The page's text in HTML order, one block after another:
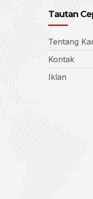
Tautan
Tentang
Kontak
Iklan